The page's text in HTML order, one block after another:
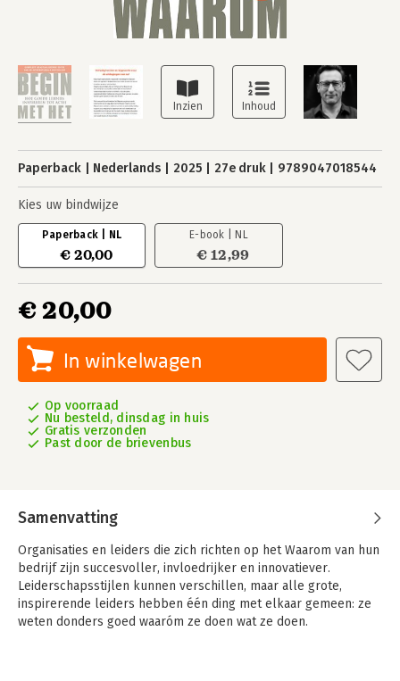
Paperback Nederlands 2025 27e druk 9789047018544
Kies uw bindwijze
Paperback | NL
€ 20,00
E-book | NL
€ 12,99
€ 20,00
In winkelwagen
Op voorraad
Nu besteld, dinsdag in huis
Gratis verzonden
Past door de brievenbus
Samenvatting
Organisaties en leiders die zich richten op het Waarom van hun
bedrijf zijn succesvoller, invloedrijker en innovatiever.
Leiderschapsstijlen kunnen verschillen, maar alle grote,
inspirerende leiders hebben één ding met elkaar gemeen: ze
weten donders goed waaróm ze doen wat ze doen.